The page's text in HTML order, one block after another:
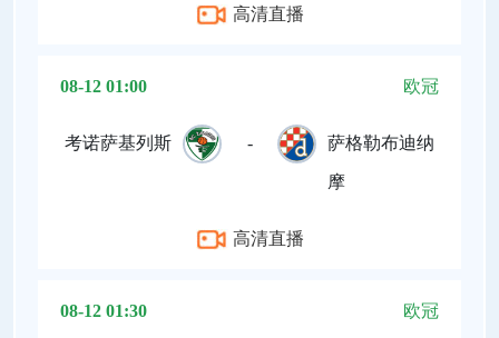
高清直播
08-12 01:00 欧冠
考诺萨基列斯 - 萨格勒布迪纳
摩
高清直播
08-12 01:30 欧冠